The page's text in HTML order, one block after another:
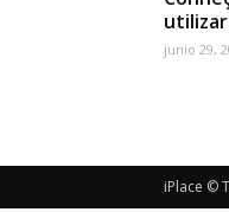
utilizar
junio 29,
iPlace ©